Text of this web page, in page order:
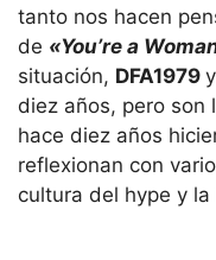
tanto nos hacen
de «You’re a
situación, DFA1979
diez años, pero son
hace diez años
reflexionan con
cultura del hype y